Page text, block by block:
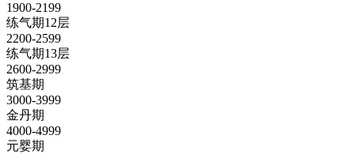
1900-2199
练气期12层
2200-2599
练气期13层
2600-2999
筑基期
3000-3999
金丹期
4000-4999
元婴期